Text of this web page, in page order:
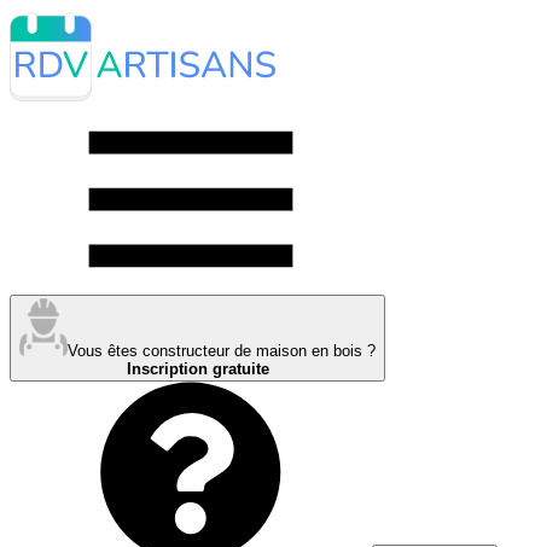
Vous êtes constructeur de maison en bois ?
Inscription gratuite